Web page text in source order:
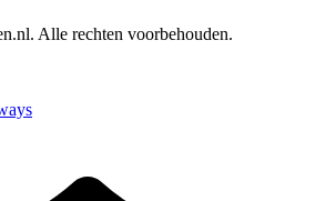
Alle rechten voorbehouden.